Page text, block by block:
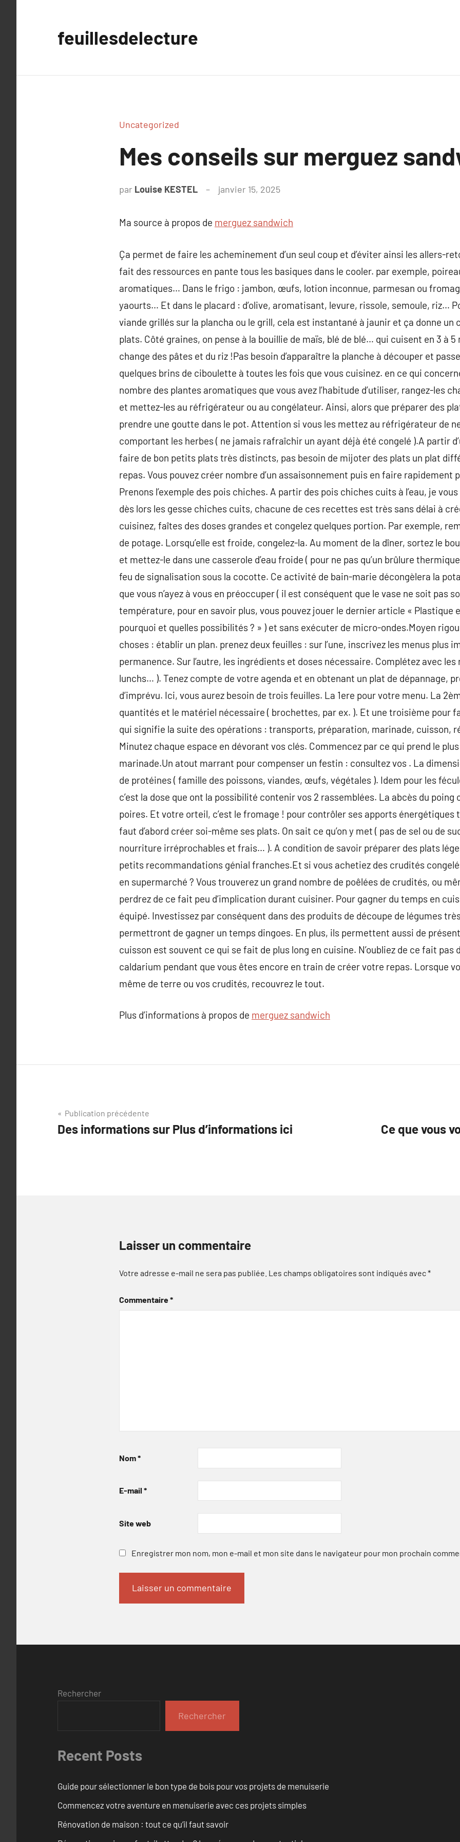
feuillesdelecture
Uncategorized
Mes conseils sur merguez
par Louise KESTEL janvier 15, 2025
Ma source à propos de merguez sandwich
Ça permet de faire les acheminement d’un seul coup et d’éviter ainsi les allers-
fait des ressources en pante tous les basiques dans le cooler. par exemple,
aromatiques… Dans le frigo : jambon, œufs, lotion inconnue, parmesan ou
yaourts… Et dans le placard : d’olive, aromatisant, levure, rissole, semoule, riz…
viande grillés sur la plancha ou le grill, cela est instantané à jaunir et ça donne un
plats. Côté graines, on pense à la bouillie de maïs, blé de blé… qui cuisent en 3 à
change des pâtes et du riz !Pas besoin d’apparaître la planche à découper et
quelques brins de ciboulette à toutes les fois que vous cuisinez. en ce qui
nombre des plantes aromatiques que vous avez l’habitude d’utiliser, rangez-les
et mettez-les au réfrigérateur ou au congélateur. Ainsi, alors que préparer des
prendre une goutte dans le pot. Attention si vous les mettez au réfrigérateur de
comportant les herbes ( ne jamais rafraîchir un ayant déjà été congelé ).A partir
faire de bon petits plats très distincts, pas besoin de mijoter des plats un plat
repas. Vous pouvez créer nombre d’un assaisonnement puis en faire rapidement
Prenons l’exemple des pois chiches. A partir des pois chiches cuits à l’eau, je
dès lors les gesse chiches cuits, chacune de ces recettes est très sans délai à
cuisinez, faîtes des doses grandes et congelez quelques portion. Par exemple,
de potage. Lorsqu’elle est froide, congelez-la. Au moment de la dîner, sortez le
et mettez-le dans une casserole d’eau froide ( pour ne pas qu’un brûlure
feu de signalisation sous la cocotte. Ce activité de bain-marie décongèlera la
que vous n’ayez à vous en préoccuper ( il est conséquent que le vase ne soit pas
température, pour en savoir plus, vous pouvez jouer le dernier article « Plastique
pourquoi et quelles possibilités ? » ) et sans exécuter de micro-ondes.Moyen
choses : établir un plan. prenez deux feuilles : sur l’une, inscrivez les menus plus
permanence. Sur l’autre, les ingrédients et doses nécessaire. Complétez avec les
lunchs… ). Tenez compte de votre agenda et en obtenant un plat de dépannage,
d’imprévu. Ici, vous aurez besoin de trois feuilles. La 1ere pour votre menu. La
quantités et le matériel nécessaire ( brochettes, par ex. ). Et une troisième pour
qui signifie la suite des opérations : transports, préparation, marinade, cuisson,
Minutez chaque espace en dévorant vos clés. Commencez par ce qui prend le
marinade.Un atout marrant pour compenser un festin : consultez vos . La
de protéines ( famille des poissons, viandes, œufs, végétales ). Idem pour les
c’est la dose que ont la possibilité contenir vos 2 rassemblées. La abcès du poing
poires. Et votre orteil, c’est le fromage ! pour contrôler ses apports énergétiques
faut d’abord créer soi-même ses plats. On sait ce qu’on y met ( pas de sel ou de
nourriture irréprochables et frais… ). A condition de savoir préparer des plats
petits recommandations génial franches.Et si vous achetiez des crudités
en supermarché ? Vous trouverez un grand nombre de poêlées de crudités, ou
perdrez de ce fait peu d’implication durant cuisiner. Pour gagner du temps en
équipé. Investissez par conséquent dans des produits de découpe de légumes
permettront de gagner un temps dingoes. En plus, ils permettent aussi de
cuisson est souvent ce qui se fait de plus long en cuisine. N’oubliez de ce fait pas
caldarium pendant que vous êtes encore en train de créer votre repas. Lorsque
même de terre ou vos crudités, recouvrez le tout.
Plus d’informations à propos de merguez sandwich
Navigation
de
Publication précédente
Des informations sur Plus d’informations ici
Ce que vous
Laisser un commentaire
Votre adresse e-mail ne sera pas publiée. Les champs obligatoires sont indiqués avec*
Commentaire*
Nom*
E-mail *
Site web
Enregistrer mon nom, mon e-mail et mon site dans le navigateur pour mon prochain
Rechercher
Rechercher
Recent Posts
Guide pour sélectionner le bon type de bois pour vos projets de menuiserie
Commencez votre aventure en menuiserie avec ces projets simples
Rénovation de maison : tout ce qu’il faut savoir